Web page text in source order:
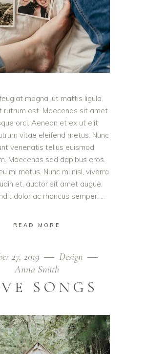
magna, ut mattis ligula.
rutrum est. Maecenas sit amet
orci. Aenean et ex ut elit
vitae eleifend metus. Nunc
venenatis tellus euismod
Maecenas sed dapibus eros.
mi metus. Nunc mi nisl, viverra
et, auctor sit amet augue.
dolor ac rhoncus semper.
READ MORE
27, 2019
Design
Anna Smith
SONGS